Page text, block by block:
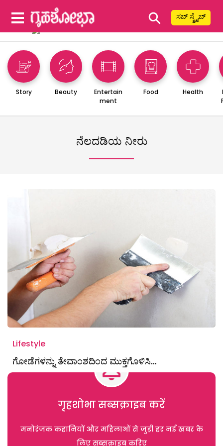
⚲ ಸಬ್ ಸ್ಕ್ರೈಬ್
Story Beauty
Entertain
ment
Food Health
ನೆಲದಡಿಯ ನೀರು
Lifestyle
ಗೋಡೆಗಳನ್ನು ತೇವಾಂಶದಿಂದ ಮುಕ್ತಗೊಳಿಸಿ…
गृहशोभा सब्सक्राइब करें
मनोरंजक कहानियों और महिलाओं से जुड़ी हर नई खबर के
लिए सब्सक्राइब करिए